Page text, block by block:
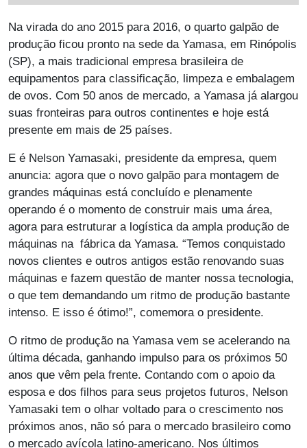
Na virada do ano 2015 para 2016, o quarto galpão de
produção ficou pronto na sede da Yamasa, em Rinópolis
(SP), a mais tradicional empresa brasileira de
equipamentos para classificação, limpeza e embalagem
de ovos. Com 50 anos de mercado, a Yamasa já alargou
suas fronteiras para outros continentes e hoje está
presente em mais de 25 países.
E é Nelson Yamasaki, presidente da empresa, quem
anuncia: agora que o novo galpão para montagem de
grandes máquinas está concluído e plenamente
operando é o momento de construir mais uma área,
agora para estruturar a logística da ampla produção de
máquinas na fábrica da Yamasa. “Temos conquistado
novos clientes e outros antigos estão renovando suas
máquinas e fazem questão de manter nossa tecnologia,
o que tem demandando um ritmo de produção bastante
intenso. E isso é ótimo!”, comemora o presidente.
O ritmo de produção na Yamasa vem se acelerando na
última década, ganhando impulso para os próximos 50
anos que vêm pela frente. Contando com o apoio da
esposa e dos filhos para seus projetos futuros, Nelson
Yamasaki tem o olhar voltado para o crescimento nos
próximos anos, não só para o mercado brasileiro como
o mercado avícola latino-americano. Nos últimos